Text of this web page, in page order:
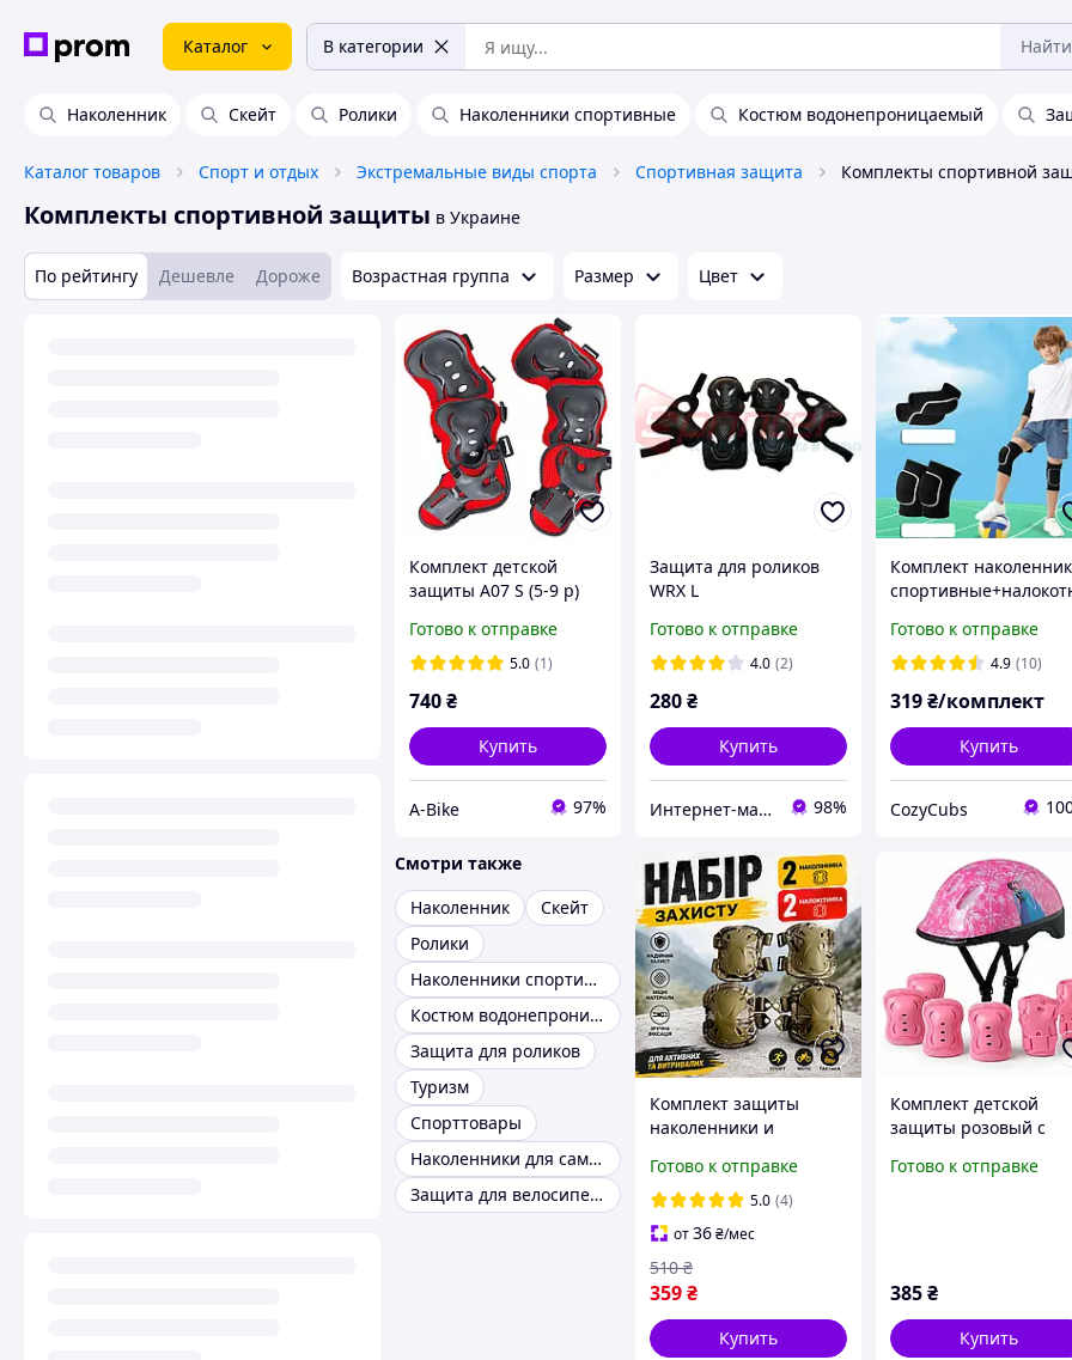
Каталог В категории Найти
Наколенник Скейт Ролики Наколенники спортивные Костюм водонепроницаемый
Каталог товаров Спорт и отдых Экстремальные виды спорта Спортивная защита Комплекты спортивной
Комплекты спортивной защиты в Украине
По рейтингу Дешевле Дороже Возрастная группа Размер Цвет
Комплект детской
защиты А07 S (5-9 р)
(G0000577)
Готово к отправке
5.0 (1)
740₴
Купить
A-Bike 97%
Защита для роликов
WRX L
Готово к отправке
4.0 (2)
280₴
Купить
Интернет-магазин спорттоваров "SprinterSport” 98%
Комплект
волейбола, бега и
других видов спорта.
Готово к отправке
4.9 (10)
319₴/комплект
Купить
CozyCubs
Смотри также
Наколенник
Скейт
Ролики
Наколенники спортивные
Костюм водонепроницаемый
Защита для роликов
Туризм
Спорттовары
Наколенники для самоката
Защита для велосипеда для детей
Комплект защиты
наколенники и
Eagle KN-04,
регулируемые, для
локтей и колен,
военные
Готово к отправке
5.0 (4)
от36₴/мес
359₴
510 ₴
Купить
Комплект детской
защиты розовый с
SP-Sport 8818-1:
Готово к отправке
385₴
Купить